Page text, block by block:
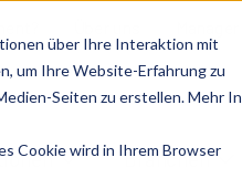
über Ihre Interaktion mit
um Ihre Website-Erfahrung zu
Seiten zu erstellen. Mehr
Cookie wird in Ihrem Browser
Branchen